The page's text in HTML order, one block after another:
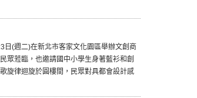
(週二)在新北市客家文化園區舉辦文創商
眾蒞臨，也邀請國中小學生身著藍衫和創
旋律迴旋於圓樓間，民眾對具都會設計感